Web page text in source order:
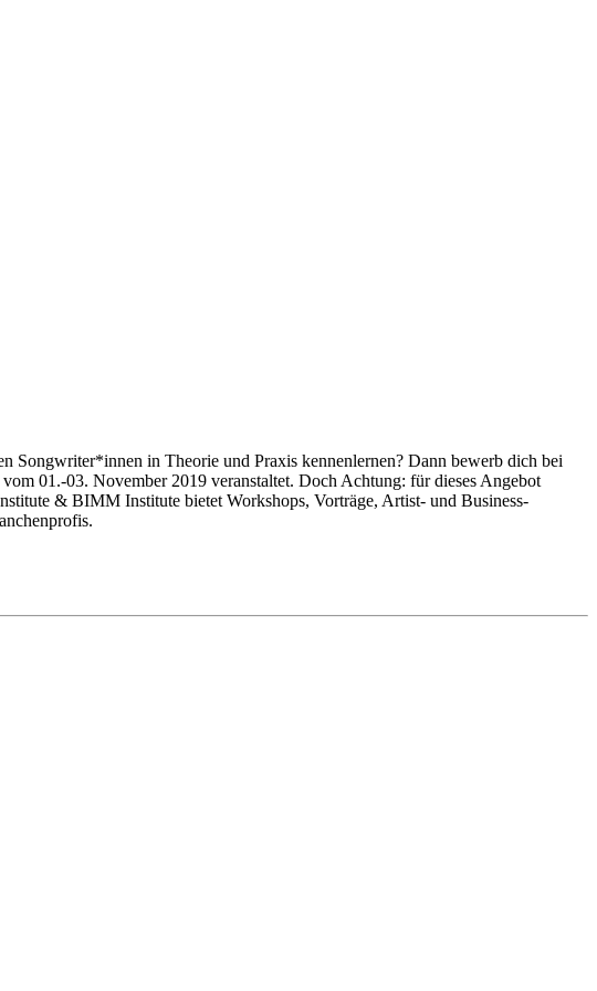
Songwriter*innen in Theorie und Praxis kennenlernen? Dann bewerb dich bei
01.-03. November 2019 veranstaltet. Doch Achtung: für dieses Angebot
& BIMM Institute bietet Workshops, Vorträge, Artist- und Business-